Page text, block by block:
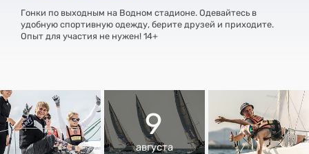
Гонки по выходным на Водном стадионе. Одевайтесь в
удобную спортивную одежду, берите друзей и приходите.
Опыт для участия не нужен! 14+
9
августа